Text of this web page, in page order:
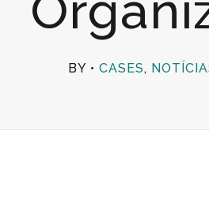
BY CASES,